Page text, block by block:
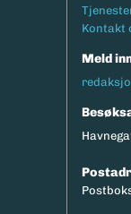
Kontakt
Meld